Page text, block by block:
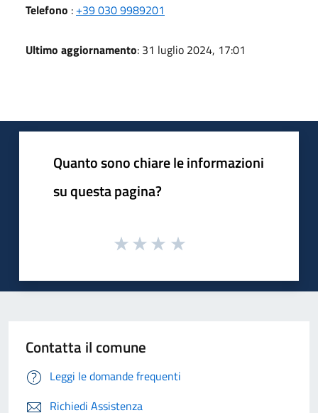
Telefono : +39 030 9989201
Ultimo aggiornamento: 31 luglio 2024, 17:01
Quanto sono chiare le informazioni
su questa pagina?
Contatta il comune
Leggi le domande frequenti
Richiedi Assistenza